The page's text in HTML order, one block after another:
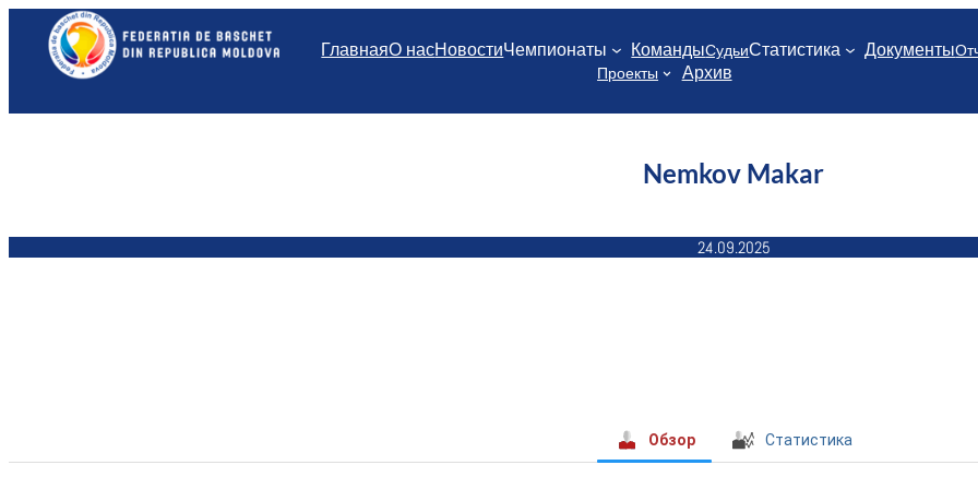
Перейти
содержимому
ГлавнаяО насНовостиЧемпионаты КомандыСудьиСтатистика Документы
Проекты
Архив
Nemkov Makar
24.09.2025
Обзор Статистика